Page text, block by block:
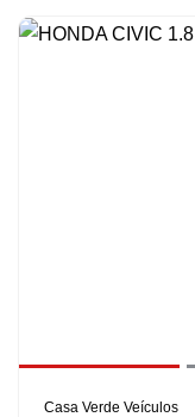
Casa Verde Veículos